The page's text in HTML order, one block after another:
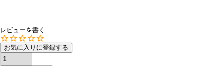
レビューを書く
お気に入りに登録する